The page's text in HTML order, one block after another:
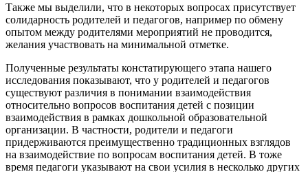
Также мы выделили, что в некоторых вопросах присутствует
солидарность родителей и педагогов, например по обмену
опытом между родителями мероприятий не проводится,
желания участвовать на минимальной отметке.
Полученные результаты констатирующего этапа нашего
исследования показывают, что у родителей и педагогов
существуют различия в понимании взаимодействия
относительно вопросов воспитания детей с позиции
взаимодействия в рамках дошкольной образовательной
организации. В частности, родители и педагоги
придерживаются преимущественно традиционных взглядов
на взаимодействие по вопросам воспитания детей. В тоже
время педагоги указывают на свои усилия в несколько других